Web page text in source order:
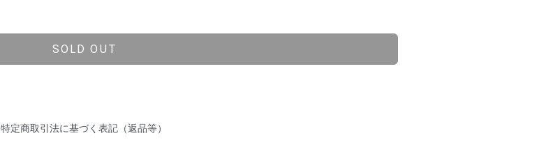
SOLD OUT
特定商取引法に基づく表記（返品等）